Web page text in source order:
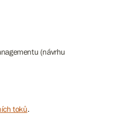
(návrhu
toků.